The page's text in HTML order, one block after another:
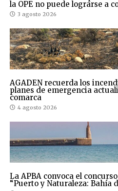
la OPE no puede lograrse a
3 agosto 2026
AGADEN recuerda los
planes de emergencia
comarca
4 agosto 2026
La APBA convoca el
“Puerto y Naturaleza: Bahía